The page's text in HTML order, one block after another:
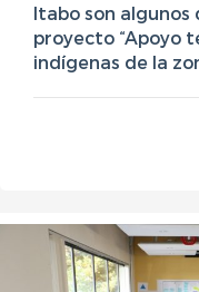
Itabo son algunos
proyecto “Apoyo
indígenas de la